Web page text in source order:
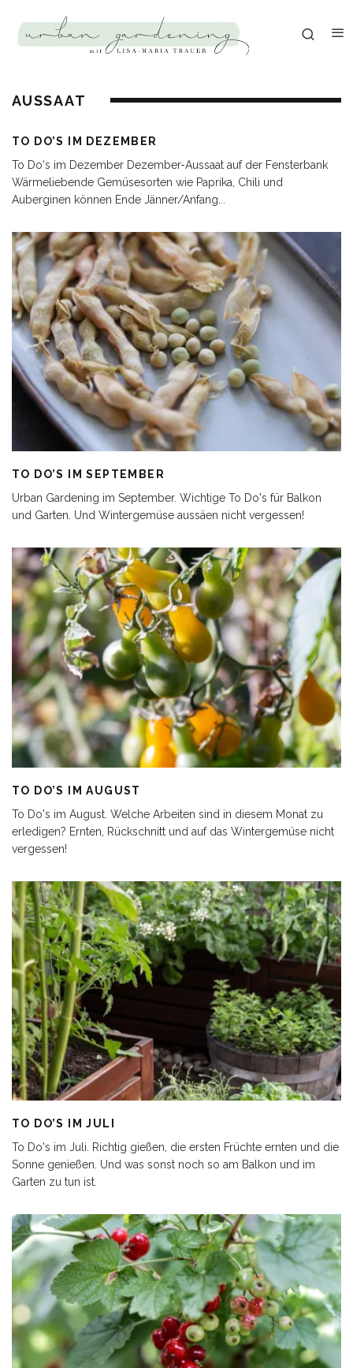
AUSSAAT
TO DO’S IM DEZEMBER
To Do‘s im Dezember Dezember-Aussaat auf der Fensterbank
Wärmeliebende Gemüsesorten wie Paprika, Chili und
Auberginen können Ende Jänner/Anfang
TO DO’S IM SEPTEMBER
Urban Gardening im September. Wichtige To Do's für Balkon
und Garten. Und Wintergemüse aussäen nicht vergessen!
TO DO’S IM AUGUST
To Do's im August. Welche Arbeiten sind in diesem Monat zu
erledigen? Ernten, Rückschnitt und auf das Wintergemüse nicht
vergessen!
TO DO’S IM JULI
To Do's im Juli. Richtig gießen, die ersten Früchte ernten und die
Sonne genießen. Und was sonst noch so am Balkon und im
Garten zu tun ist.